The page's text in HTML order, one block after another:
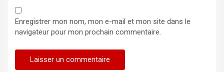
Enregistrer mon nom, mon e-mail et mon site dans le
navigateur pour mon prochain commentaire.